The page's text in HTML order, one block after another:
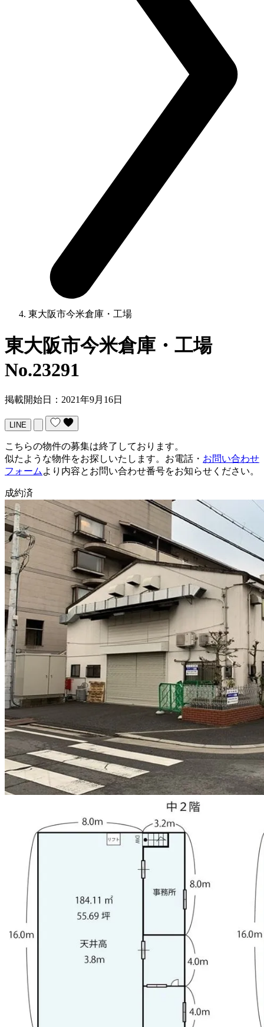
東大阪市今米倉庫・工場
東大阪市今米倉庫・工場
No.23291
掲載開始日：2021年9月16日
LINE
こちらの物件の募集は終了しております。
似たような物件をお探しいたします。お電話・ お問い合わせ
フォーム より内容とお問い合わせ番号をお知らせください。
成約済